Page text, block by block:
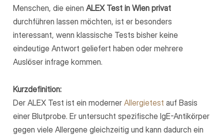
Menschen, die einenALEX Test in Wien privat
durchführen lassen möchten, ist er besonders
interessant, wenn klassische Tests bisher keine
eindeutige Antwort geliefert haben oder mehrere
Auslöser infrage kommen.
Kurzdefinition:
Der ALEX Test ist ein modernerAllergietestauf Basis
einer Blutprobe. Er untersucht spezifische IgE-Antikörper
gegen viele Allergene gleichzeitig und kann dadurch ein